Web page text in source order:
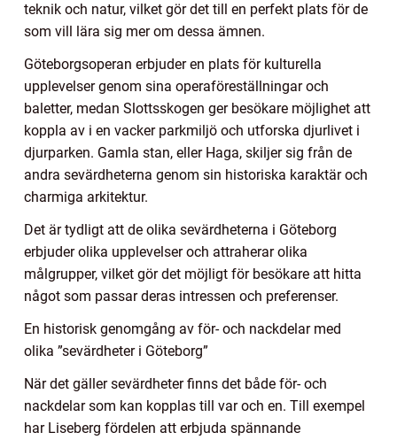
teknik och natur, vilket gör det till en perfekt plats för de
som vill lära sig mer om dessa ämnen.
Göteborgsoperan erbjuder en plats för kulturella
upplevelser genom sina operaföreställningar och
baletter, medan Slottsskogen ger besökare möjlighet att
koppla av i en vacker parkmiljö och utforska djurlivet i
djurparken. Gamla stan, eller Haga, skiljer sig från de
andra sevärdheterna genom sin historiska karaktär och
charmiga arkitektur.
Det är tydligt att de olika sevärdheterna i Göteborg
erbjuder olika upplevelser och attraherar olika
målgrupper, vilket gör det möjligt för besökare att hitta
något som passar deras intressen och preferenser.
En historisk genomgång av för- och nackdelar med
olika ”sevärdheter i Göteborg”
När det gäller sevärdheter finns det både för- och
nackdelar som kan kopplas till var och en. Till exempel
har Liseberg fördelen att erbjuda spännande